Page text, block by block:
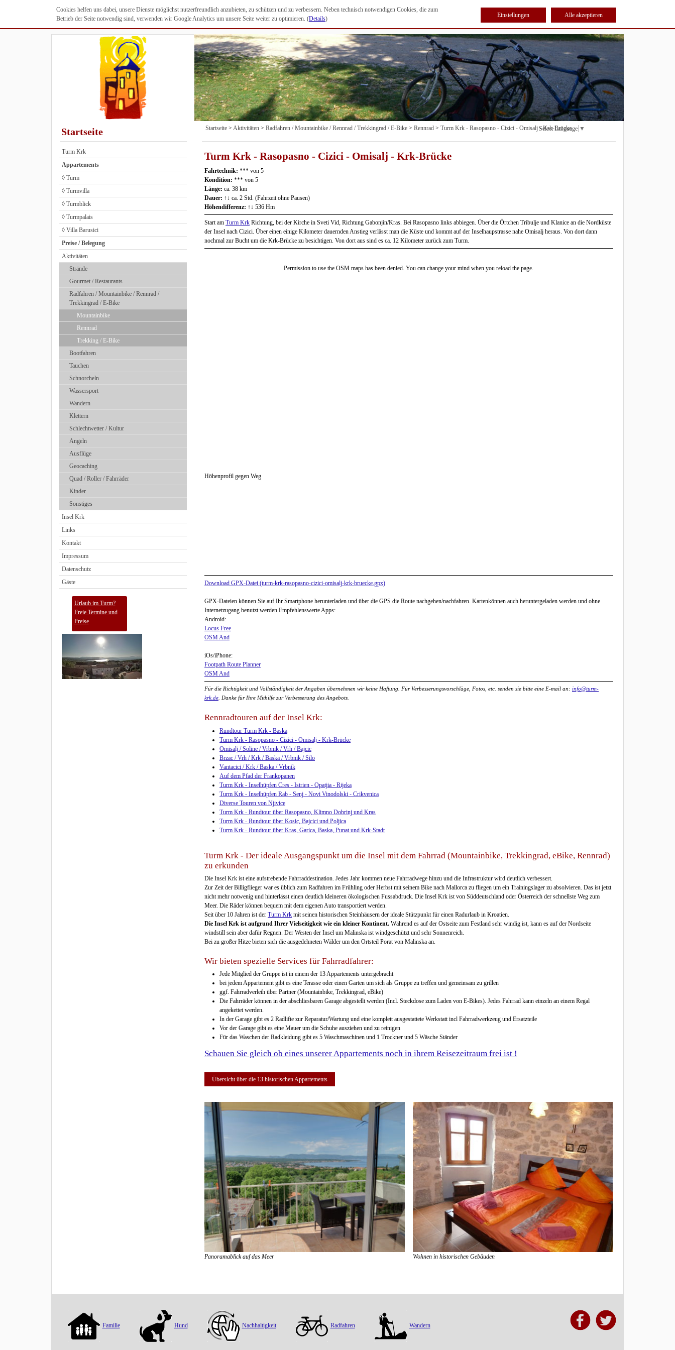
Cookies helfen uns dabei, unsere Dienste möglichst nutzerfreundlich anzubieten, zu schützen und zu verbessern. Neben technisch notwendigen Cookies, die zum
Betrieb der Seite notwendig sind, verwenden wir Google Analytics um unsere Seite weiter zu optimieren. (Details) Einstellungen Alle akzeptieren
Startseite
Turm Krk
Appartements
◊ Turm
◊ Turmvilla
◊ Turmblick
◊ Turmpalais
◊ Villa Barusici
Preise / Belegung
Aktivitäten
Strände
Gourmet / Restaurants
Radfahren / Mountainbike / Rennrad /
Trekkingrad / E-Bike
Mountainbike
Rennrad
Trekking / E-Bike
Bootfahren
Tauchen
Schnorcheln
Wassersport
Wandern
Klettern
Schlechtwetter / Kultur
Angeln
Ausflüge
Geocaching
Quad / Roller / Fahrräder
Kinder
Sonstiges
Insel Krk
Links
Kontakt
Impressum
Datenschutz
Gäste
Urlaub im Turm?
Freie Termine und
Preise
Startseite > Aktivitäten > Radfahren / Mountainbike / Rennrad / Trekkingrad / E-Bike > Rennrad > Turm Krk - Rasopasno - Cizici - Omisalj - Krk-Brücke
Select Language ▼
Turm Krk - Rasopasno - Cizici - Omisalj - Krk-Brücke
Fahrtechnik: *** von 5
Kondition: *** von 5
Länge: ca. 38 km
Dauer: ↑↓ ca. 2 Std. (Fahrzeit ohne Pausen)
Höhendifferenz: ↑↓ 536 Hm
Start am Turm Krk Richtung, bei der Kirche in Sveti Vid, Richtung Gabonjin/Kras. Bei Rasopasno links abbiegen. Über die Örtchen Tribulje und Klanice an die Nordküste
der Insel nach Cizici. Über einen einige Kilometer dauernden Anstieg verlässt man die Küste und kommt auf der Inselhaupstrasse nahe Omisalj heraus. Von dort dann
nochmal zur Bucht um die Krk-Brücke zu besichtigen. Von dort aus sind es ca. 12 Kilometer zurück zum Turm.
Permission to use the OSM maps has been denied. You can change your mind when you reload the page.
Höhenprofil gegen Weg
Download GPX-Datei (turm-krk-rasopasno-cizici-omisalj-krk-bruecke.gpx)
GPX-Dateien können Sie auf Ihr Smartphone herunterladen und über die GPS die Route nachgehen/nachfahren. Kartenkönnen auch heruntergeladen werden und ohne
Internetzugang benutzt werden.Empfehlenswerte Apps:
Android:
Locus Free
OSM And
iOs/iPhone:
Footpath Route Planner
OSM And
Für die Richtigkeit und Vollständigkeit der Angaben übernehmen wir keine Haftung. Für Verbesserungsvorschläge, Fotos, etc. senden sie bitte eine E-mail an: info@turm-
krk.de . Danke für Ihre Mithilfe zur Verbesserung des Angebots.
Rennradtouren auf der Insel Krk:
Rundtour Turm Krk - Baska
Turm Krk - Rasopasno - Cizici - Omisalj - Krk-Brücke
Omisalj / Soline / Vrbnik / Vrh / Bajcic
Brzac / Vrh / Krk / Baska / Vrbnik / Silo
Vantacici / Krk / Baska / Vrbnik
Auf dem Pfad der Frankopanen
Turm Krk - Inselhüpfen Cres - Istrien - Opatjia - Rijeka
Turm Krk - Inselhüpfen Rab - Senj - Novi Vinodolski - Crikvenica
Diverse Touren von Njivice
Turm Krk - Rundtour über Rasopasno, Klimno Dobrinj und Kras
Turm Krk - Rundtour über Kosic, Bajcici und Poljica
Turm Krk - Rundtour über Kras, Garica, Baska, Punat und Krk-Stadt
Turm Krk - Der ideale Ausgangspunkt um die Insel mit dem Fahrrad (Mountainbike, Trekkingrad, eBike, Rennrad)
zu erkunden
Die Insel Krk ist eine aufstrebende Fahrraddestination. Jedes Jahr kommen neue Fahrradwege hinzu und die Infrastruktur wird deutlich verbessert.
Zur Zeit der Billigflieger war es üblich zum Radfahren im Frühling oder Herbst mit seinem Bike nach Mallorca zu fliegen um ein Trainingslager zu absolvieren. Das ist jetzt
nicht mehr notwenig und hinterlässt einen deutlich kleineren ökologischen Fussabdruck. Die Insel Krk ist von Süddeutschland oder Österreich der schnellste Weg zum
Meer. Die Räder können bequem mit dem eigenen Auto transportiert werden.
Seit über 10 Jahren ist der Turm Krk mit seinen historischen Steinhäusern der ideale Stützpunkt für einen Radurlaub in Kroatien.
Die Insel Krk ist aufgrund Ihrer Vielseitigkeit wie ein kleiner Kontinent. Während es auf der Ostseite zum Festland sehr windig ist, kann es auf der Nordseite
windstill sein aber dafür Regnen. Der Westen der Insel um Malinska ist windgeschützt und sehr Sonnenreich.
Bei zu großer Hitze bieten sich die ausgedehneten Wälder um den Ortsteil Porat von Malinska an.
Wir bieten spezielle Services für Fahrradfahrer:
Jede Mitglied der Gruppe ist in einem der 13 Appartements untergebracht
bei jedem Appartement gibt es eine Terasse oder einen Garten um sich als Gruppe zu treffen und gemeinsam zu grillen
ggf. Fahrradverleih über Partner (Mountainbike, Trekkingrad, eBike)
Die Fahrräder können in der abschliesbaren Garage abgestellt werden (Incl. Steckdose zum Laden von E-Bikes). Jedes Fahrrad kann einzeln an einem Regal
angekettet werden.
In der Garage gibt es 2 Radlifte zur Reparatur/Wartung und eine komplett ausgestattete Werkstatt incl Fahrradwerkzeug und Ersatzteile
Vor der Garage gibt es eine Mauer um die Schuhe ausziehen und zu reinigen
Für das Waschen der Radkleidung gibt es 5 Waschmaschinen und 1 Trockner und 5 Wäsche Ständer
Schauen Sie gleich ob eines unserer Appartements noch in ihrem Reisezeitraum frei ist !
Übersicht über die 13 historischen Appartements
Panoramablick auf das Meer Wohnen in historischen Gebäuden
Familie Hund Nachhaltigkeit Radfahren Wandern